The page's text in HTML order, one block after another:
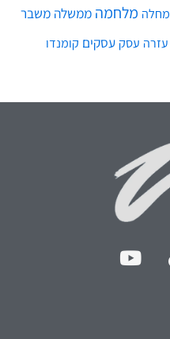
מחלה מלחמה ממשלה משבר
עזרה עסק עסקים קומנדו